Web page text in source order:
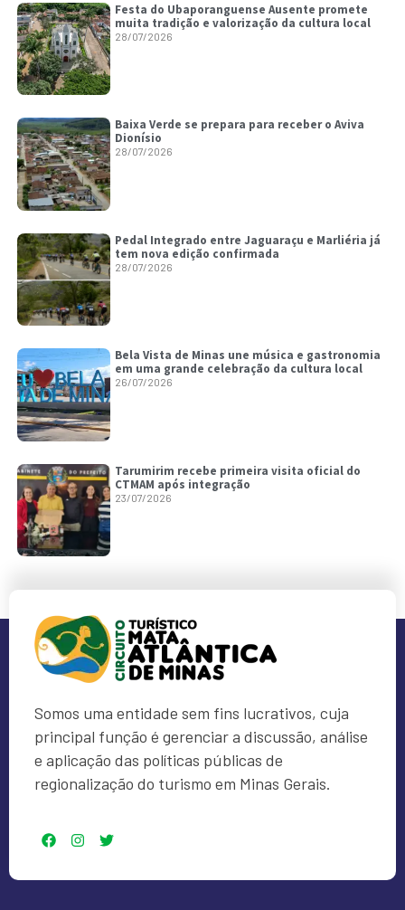
Festa do Ubaporanguense Ausente promete
muita tradição e valorização da cultura local
28/07/2026
Baixa Verde se prepara para receber o Aviva
Dionísio
28/07/2026
Pedal Integrado entre Jaguaraçu e Marliéria já
tem nova edição confirmada
28/07/2026
Bela Vista de Minas une música e gastronomia
em uma grande celebração da cultura local
26/07/2026
Tarumirim recebe primeira visita oficial do
CTMAM após integração
23/07/2026
Somos uma entidade sem fins lucrativos, cuja
principal função é gerenciar a discussão, análise
e aplicação das políticas públicas de
regionalização do turismo em Minas Gerais.